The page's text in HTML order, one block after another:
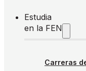
Estudia
en la FEN
Carreras